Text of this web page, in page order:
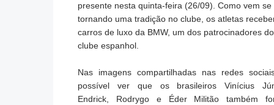
presente nesta quinta-feira (26/09). Como vem se
tornando uma tradição no clube, os atletas
carros de luxo da BMW, um dos patrocinadores do
clube espanhol.
Nas imagens compartilhadas nas redes
possível ver que os brasileiros Vinícius
Endrick, Rodrygo e Éder Militão também